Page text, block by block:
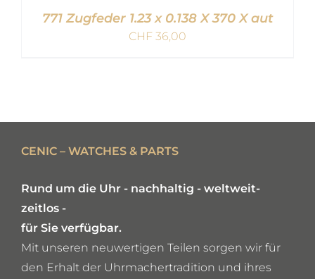
771 Zugfeder 1.23 x 0.138 X 370 X aut
CHF 36,00
CENIC – WATCHES & PARTS
Rund um die Uhr - nachhaltig - weltweit-
zeitlos -
für Sie verfügbar.
Mit unseren neuwertigen Teilen sorgen wir für
den Erhalt der Uhrmachertradition und ihres